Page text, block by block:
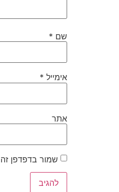
שם *
אימייל *
אתר
שמור בדפדפן